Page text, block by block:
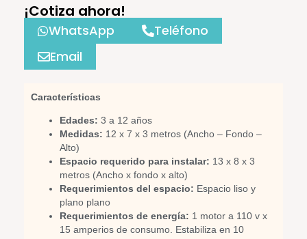
Características
Edades: 3 a 12 años
Medidas: 12 x 7 x 3 metros (Ancho – Fondo –
Alto)
Espacio requerido para instalar: 13 x 8 x 3
metros (Ancho x fondo x alto)
Requerimientos del espacio: Espacio liso y
plano plano
Requerimientos de energía: 1 motor a 110 v x
15 amperios de consumo. Estabiliza en 10
¡Cotiza ahora!
WhatsApp
Teléfono
Email